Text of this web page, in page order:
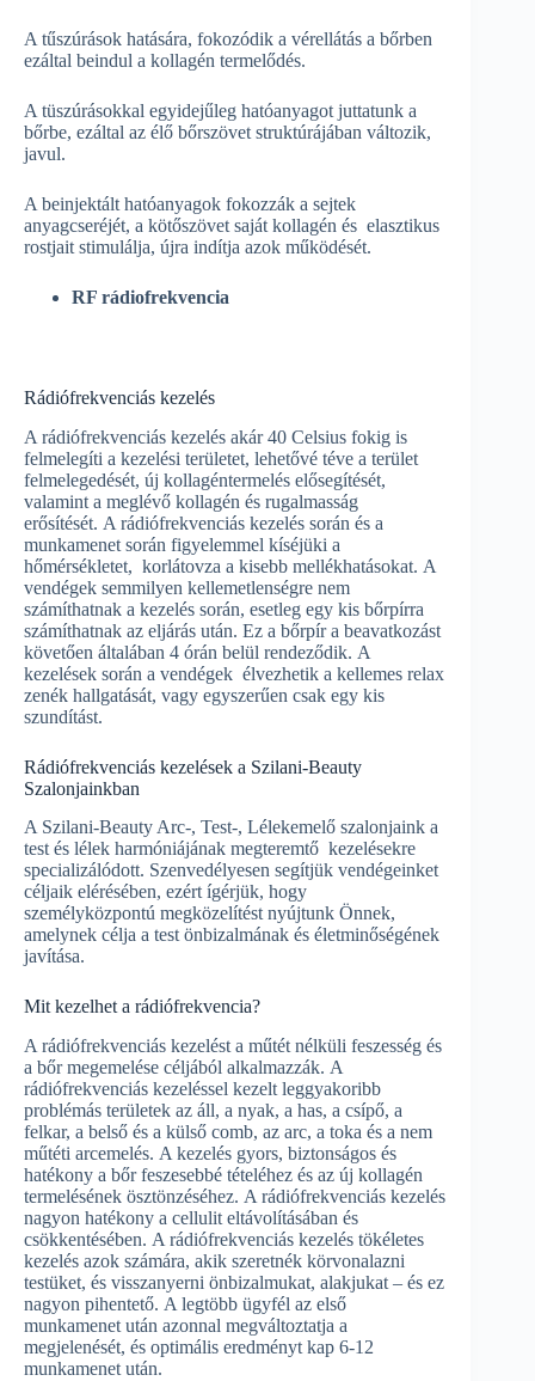
A tűszúrások hatására, fokozódik a vérellátás a bőrben
ezáltal beindul a kollagén termelődés.
A tüszúrásokkal egyidejűleg hatóanyagot juttatunk a
bőrbe, ezáltal az élő bőrszövet struktúrájában változik,
javul.
A beinjektált hatóanyagok fokozzák a sejtek
anyagcseréjét, a kötőszövet saját kollagén és elasztikus
rostjait stimulálja, újra indítja azok működését.
RF rádiofrekvencia
Rádiófrekvenciás kezelés
A rádiófrekvenciás kezelés akár 40 Celsius fokig is
felmelegíti a kezelési területet, lehetővé téve a terület
felmelegedését, új kollagéntermelés elősegítését,
valamint a meglévő kollagén és rugalmasság
erősítését. A rádiófrekvenciás kezelés során és a
munkamenet során figyelemmel kíséjüki a
hőmérsékletet, korlátovza a kisebb mellékhatásokat. A
vendégek semmilyen kellemetlenségre nem
számíthatnak a kezelés során, esetleg egy kis bőrpírra
számíthatnak az eljárás után. Ez a bőrpír a beavatkozást
követően általában 4 órán belül rendeződik. A
kezelések során a vendégek élvezhetik a kellemes relax
zenék hallgatását, vagy egyszerűen csak egy kis
szundítást.
Rádiófrekvenciás kezelések a Szilani-Beauty
Szalonjainkban
A Szilani-Beauty Arc-, Test-, Lélekemelő szalonjaink a
test és lélek harmóniájának megteremtő kezelésekre
specializálódott. Szenvedélyesen segítjük vendégeinket
céljaik elérésében, ezért ígérjük, hogy
személyközpontú megközelítést nyújtunk Önnek,
amelynek célja a test önbizalmának és életminőségének
javítása.
Mit kezelhet a rádiófrekvencia?
A rádiófrekvenciás kezelést a műtét nélküli feszesség és
a bőr megemelése céljából alkalmazzák. A
rádiófrekvenciás kezeléssel kezelt leggyakoribb
problémás területek az áll, a nyak, a has, a csípő, a
felkar, a belső és a külső comb, az arc, a toka és a nem
műtéti arcemelés. A kezelés gyors, biztonságos és
hatékony a bőr feszesebbé tételéhez és az új kollagén
termelésének ösztönzéséhez. A rádiófrekvenciás kezelés
nagyon hatékony a cellulit eltávolításában és
csökkentésében. A rádiófrekvenciás kezelés tökéletes
kezelés azok számára, akik szeretnék körvonalazni
testüket, és visszanyerni önbizalmukat, alakjukat – és ez
nagyon pihentető. A legtöbb ügyfél az első
munkamenet után azonnal megváltoztatja a
megjelenését, és optimális eredményt kap 6-12
munkamenet után.